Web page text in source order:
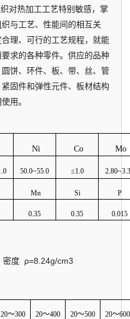
对热加工工艺特别敏感，掌
与工艺、性能间的相互关
理、可行的工艺规程，就能
求的各种零件。供应的品种
饼、环件、板、带、丝、管
固件和弹性元件、板材结构
用。
Ni Co Mo
50.0~55.0 ≤1.0
Mn Si P
0.35 0.35 0.015
密度 ρ=8.24g/cm3
20～300 20～400 20～500 20～600